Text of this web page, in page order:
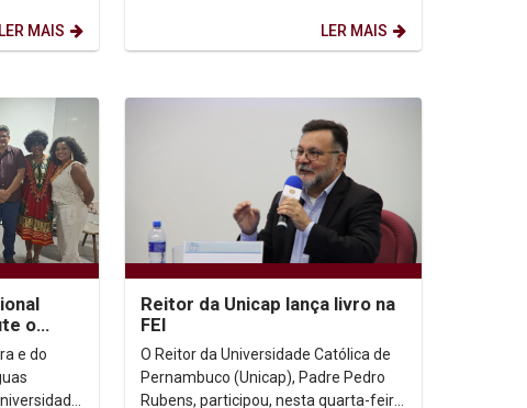
LER MAIS
transformação social real! Objetivo...
LER MAIS
o
e
e do
Reitor da Unicap lança livro na
FEI
O Reitor da Universidade Católica de
Pernambuco (Unicap), Padre Pedro
Rubens, participou, nesta quarta-feira